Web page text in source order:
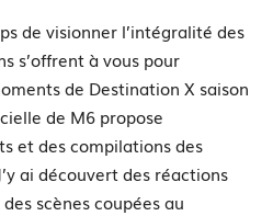
de visionner l’intégralité des
s’offrent à vous pour
de Destination X saison
de M6 propose
et des compilations des
ai découvert des réactions
scènes coupées au